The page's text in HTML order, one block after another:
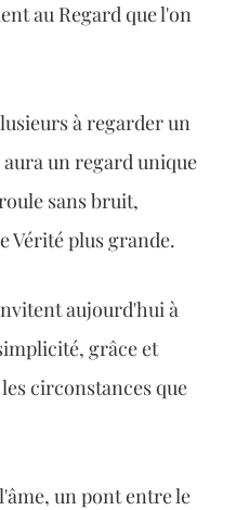
au Regard que l'on
à regarder un
un regard unique
sans bruit,
Vérité plus grande.
aujourd'hui à
grâce et
circonstances que
un pont entre le